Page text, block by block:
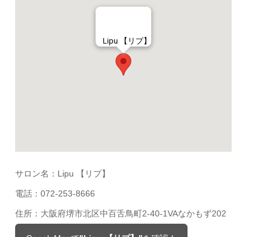
Lipu 【リプ】
サロン名：Lipu 【リプ】
電話：072-253-8666
住所：大阪府堺市北区中百舌鳥町2-40-1VAなかもず202